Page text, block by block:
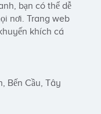
bạn có thể dễ
nơi. Trang web
khích cá
Bến Cầu, Tây